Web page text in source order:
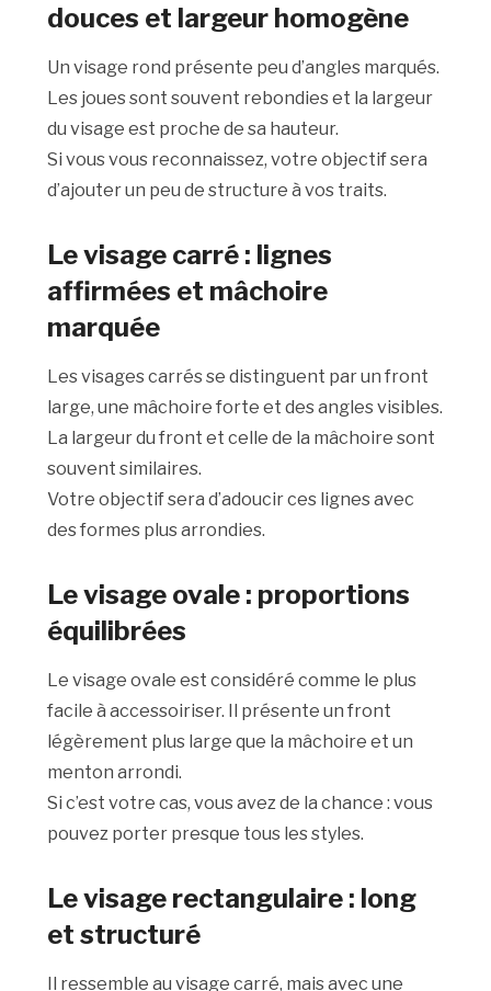
douces et largeur homogène
Un visage rond présente peu d’angles marqués.
Les joues sont souvent rebondies et la largeur
du visage est proche de sa hauteur.
Si vous vous reconnaissez, votre objectif sera
d’ajouter un peu de structure à vos traits.
Le visage carré : lignes
affirmées et mâchoire
marquée
Les visages carrés se distinguent par un front
large, une mâchoire forte et des angles visibles.
La largeur du front et celle de la mâchoire sont
souvent similaires.
Votre objectif sera d’adoucir ces lignes avec
des formes plus arrondies.
Le visage ovale : proportions
équilibrées
Le visage ovale est considéré comme le plus
facile à accessoiriser. Il présente un front
légèrement plus large que la mâchoire et un
menton arrondi.
Si c’est votre cas, vous avez de la chance : vous
pouvez porter presque tous les styles.
Le visage rectangulaire : long
et structuré
Il ressemble au visage carré, mais avec une